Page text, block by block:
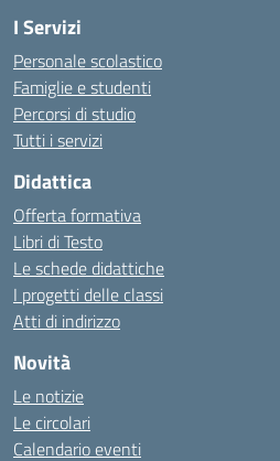
I Servizi
Personale scolastico
Famiglie e studenti
Percorsi di studio
Tutti i servizi
Didattica
Offerta formativa
Libri di Testo
Le schede didattiche
I progetti delle classi
Atti di indirizzo
Novità
Le notizie
Le circolari
Calendario eventi